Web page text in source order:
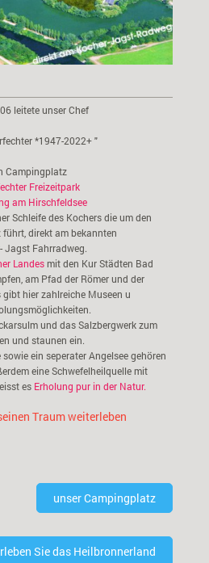
leitete unser Chef
*1947-2022+ "
Campingplatz
Freizeitpark
am Hirschfeldsee
Schleife des Kochers die um den
direkt am bekannten
Jagst Fahrradweg.
Landesmit den Kur Städten Bad
am Pfad der Römer und der
gibt hier zahlreiche Museen u
und das Salzbergwerk zum
und staunen ein.
ein seperater Angelsee gehören
eine Schwefelheilquelle mit
es Erholung pur in der Natur.
Traum weiterleben
unser Campingplatz
Sie das Heilbronnerland